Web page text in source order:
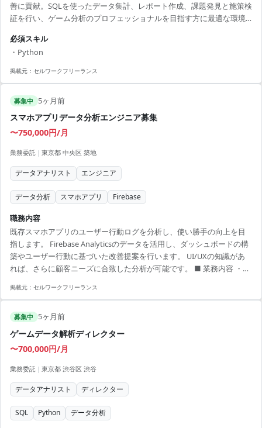
善に貢献。SQLを使ったデータ集計、レポート作成、課題発見と施策検
証を行い、ゲーム分析のプロフェッショナルを目指す方に最適な環境
く充実した環境を提供 ・リモート勤務で柔軟性のある働き方が可能 ・
成長分野であるゲーム業界での貴重な経験を積むチャンス ・様々な技
術と知識を活かし、キャリアアップを図る機会を提供 ・一流のプロフ
必須スキル
・Python
掲載元： セルワークフリーランス
募集中 5ヶ月前
スマホアプリデータ分析エンジニア募集
〜750,000円/月
業務委託 | 東京都 中央区 築地
データアナリスト エンジニア
データ分析 スマホアプリ Firebase
職務内容
既存スマホアプリのユーザー行動ログを分析し、使い勝手の向上を目
指します。 Firebase Analyticsのデータを活用し、ダッシュボードの構
築やユーザー行動に基づいた改善提案を行います。 UI/UXの知識があ
れば、さらに顧客ニーズに合致した分析が可能です。 ■ 業務内容 ・分
ポイント】 ・分析手法の提案から実施まで関与可能 ・フルリモートに
関与可能 ・ユーザー行動を基にした施策提案でスキル向上が図れる
掲載元： セルワークフリーランス
募集中 5ヶ月前
ゲームデータ解析ディレクター
〜700,000円/月
業務委託 | 東京都 渋谷区 渋谷
データアナリスト ディレクター
SQL Python データ分析